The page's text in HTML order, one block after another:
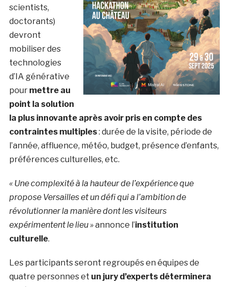
scientists,
doctorants)
devront
mobiliser des
technologies
d’IA générative
pour mettre au
point la solution
la plus innovante après avoir pris en compte des
contraintes multiples: durée de la visite, période de
l’année, affluence, météo, budget, présence d’enfants,
préférences culturelles, etc.
« Une complexité à la hauteur de l’expérience que
propose Versailles et un défi qui a l’ambition de
révolutionner la manière dont les visiteurs
expérimentent le lieu »annonce l’institution
culturelle.
Les participants seront regroupés en équipes de
quatre personnes et un jury d’experts déterminera